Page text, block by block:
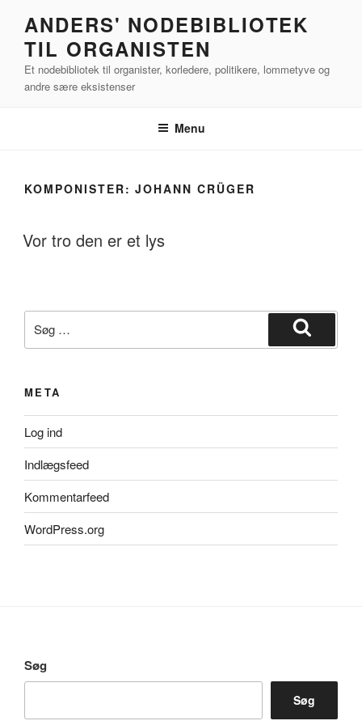
indhold
ANDERS' NODEBIBLIOTEK
TIL ORGANISTEN
Et nodebibliotek til organister, korledere, politikere, lommetyve og
andre sære eksistenser
Menu
KOMPONISTER:JOHANN CRÜGER
Vor tro den er et lys
efter:
Søg
META
Log ind
Indlægsfeed
Kommentarfeed
WordPress.org
Søg
Søg